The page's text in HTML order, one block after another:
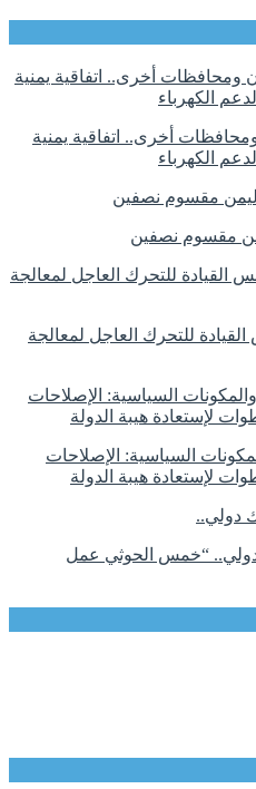
أخرى.. اتفاقية يمنية
مقسوم نصفين
للتحرك العاجل لمعالجة
السياسية: الإصلاحات
لإستعادة هيبة الدولة
دولي.. “خمس الحوثي عمل